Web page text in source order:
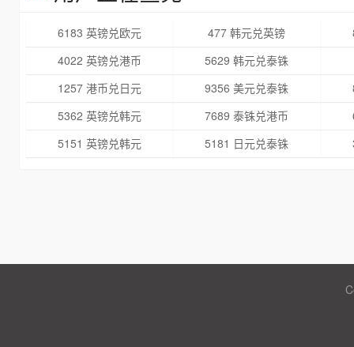
6183 英镑兑欧元 477 韩元兑英镑
4022 英镑兑港币
5629 韩元兑泰铢
1257 港币兑日元
9356 美元兑泰铢
5362 英镑兑韩元
7689 泰铢兑港币
5151 英镑兑韩元
5181 日元兑泰铢